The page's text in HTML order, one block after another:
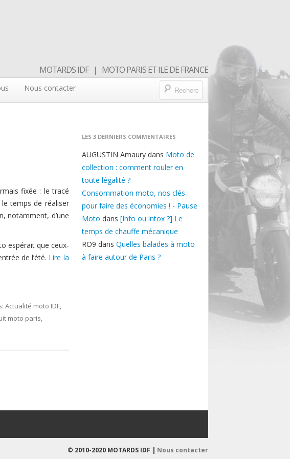
MOTARDS IDF | MOTO PARIS ET ILE DE FRANCE
Nous contacter
fixée : le tracé
temps de réaliser
notamment, d’une
espérait que ceux-
de l’été. Lire la
Actualité moto IDF,
moto paris,
LES 3 DERNIERS COMMENTAIRES
AUGUSTIN Amaurydans Moto de
collection : comment rouler en
toute légalité ?
Consommation moto, nos clés
pour faire des économies ! - Pause
Moto dans [Info ou intox ?] Le
temps de chauffe mécanique
RO9 dans Quelles balades à moto
à faire autour de Paris ?
© 2010-2020 MOTARDS IDF | Nous contacter